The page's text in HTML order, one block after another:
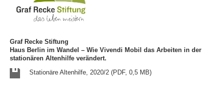
Graf Recke Stiftung
Haus Berlin im Wandel – Wie Vivendi Mobil das Arbeiten in der
stationären Altenhilfe verändert.
Stationäre Altenhilfe, 2020/2 (PDF, 0,5 MB)